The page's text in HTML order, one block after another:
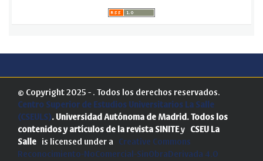
© Copyright 2025 - . Todos los derechos reservados.
Centro Superior de Estudios Universitarios La Salle
(CSEULS). Universidad Autónoma de Madrid. Todos los
contenidos y artículos de la revista SINITEy CSEU La
Salle is licensed under a Creative Commons
Reconocimiento-NoComercial-SinObraDerivada 4.0